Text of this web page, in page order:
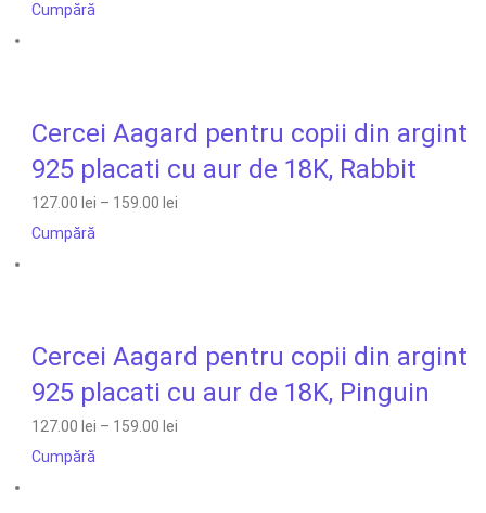
Cumpără
Cercei Aagard pentru copii din argint
925 placati cu aur de 18K, Rabbit
127.00 lei – 159.00 lei
Cumpără
Cercei Aagard pentru copii din argint
925 placati cu aur de 18K, Pinguin
127.00 lei – 159.00 lei
Cumpără